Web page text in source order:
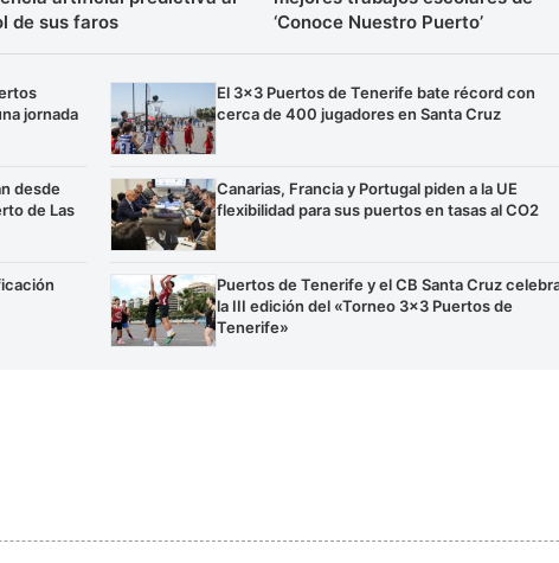
de sus faros
‘Conoce Nuestro Puerto’
jornada
desde
de Las
El 3×3 Puertos de Tenerife bate récord con
cerca de 400 jugadores en Santa Cruz
Canarias, Francia y Portugal piden a la UE
flexibilidad para sus puertos en tasas al CO2
Puertos de Tenerife y el CB Santa Cruz
la III edición del «Torneo 3×3 Puertos de
Tenerife»